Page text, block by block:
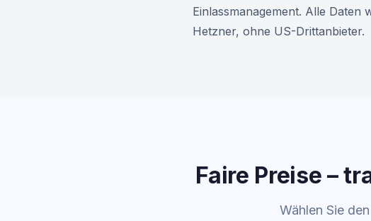
Einlassmanagement. Alle
Hetzner, ohne US-Drittanbieter.
Faire Preise –
Wählen Sie